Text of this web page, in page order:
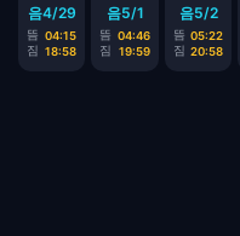
음4/29
뜸 04:15
짐 18:58
음5/1
뜸 04:46
짐
19:59
음5/2
뜸 05:22
짐 20:58